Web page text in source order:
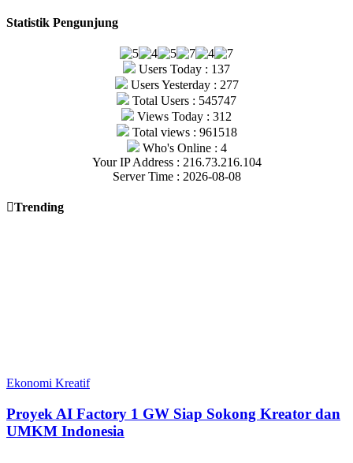
Statistik Pengunjung
Users Today : 137
Users Yesterday : 277
Total Users : 545747
Views Today : 312
Total views : 961518
Who's Online : 4
Your IP Address : 216.73.216.104
Server Time : 2026-08-08
Trending
Ekonomi Kreatif
Proyek AI Factory 1 GW Siap Sokong Kreator dan
UMKM Indonesia